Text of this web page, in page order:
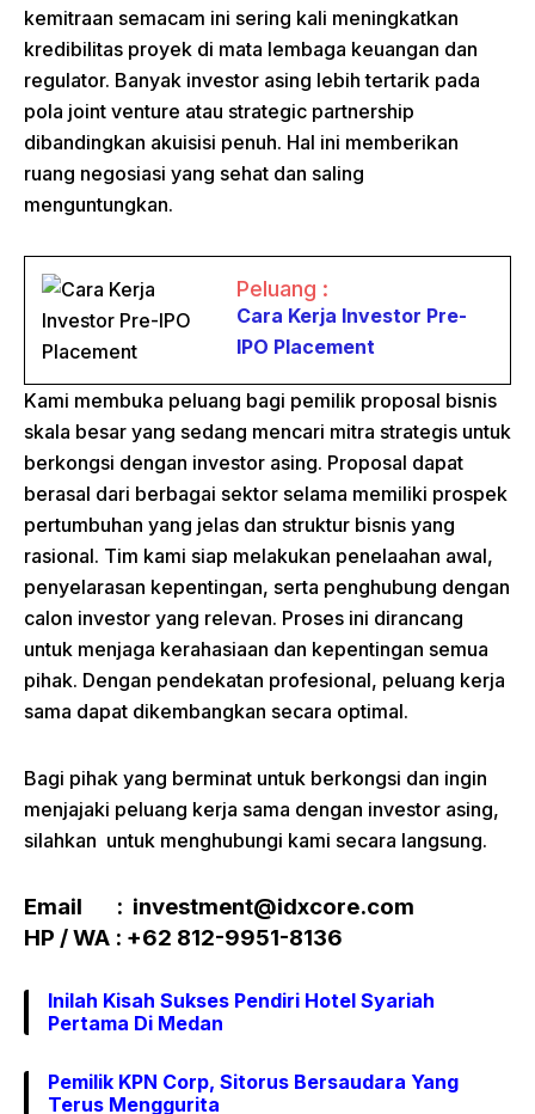
kemitraan semacam ini sering kali meningkatkan
kredibilitas proyek di mata lembaga keuangan dan
regulator. Banyak investor asing lebih tertarik pada
pola joint venture atau strategic partnership
dibandingkan akuisisi penuh. Hal ini memberikan
ruang negosiasi yang sehat dan saling
menguntungkan.
Peluang :
Cara Kerja Investor Pre-
IPO Placement
Kami membuka peluang bagi pemilik proposal bisnis
skala besar yang sedang mencari mitra strategis untuk
berkongsi dengan investor asing. Proposal dapat
berasal dari berbagai sektor selama memiliki prospek
pertumbuhan yang jelas dan struktur bisnis yang
rasional. Tim kami siap melakukan penelaahan awal,
penyelarasan kepentingan, serta penghubung dengan
calon investor yang relevan. Proses ini dirancang
untuk menjaga kerahasiaan dan kepentingan semua
pihak. Dengan pendekatan profesional, peluang kerja
sama dapat dikembangkan secara optimal.
Bagi pihak yang berminat untuk berkongsi dan ingin
menjajaki peluang kerja sama dengan investor asing,
silahkan untuk menghubungi kami secara langsung.
Email : investment@idxcore.com
HP / WA : +62 812-9951-8136
Inilah Kisah Sukses Pendiri Hotel Syariah
Pertama Di Medan
Pemilik KPN Corp, Sitorus Bersaudara Yang
Terus Menggurita